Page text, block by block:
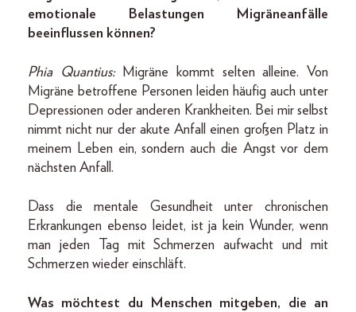
emotionale Belastungen Migräneanfälle
beeinflussen können?
Phia Quantius:Migräne kommt selten alleine. Von
Migräne betroffene Personen leiden häufig auch unter
Depressionen oder anderen Krankheiten. Bei mir selbst
nimmt nicht nur der akute Anfall einen großen Platz in
meinem Leben ein, sondern auch die Angst vor dem
nächsten Anfall.
Dass die mentale Gesundheit unter chronischen
Erkrankungen ebenso leidet, ist ja kein Wunder, wenn
man jeden Tag mit Schmerzen aufwacht und mit
Schmerzen wieder einschläft.
Was möchtest du Menschen mitgeben, die an